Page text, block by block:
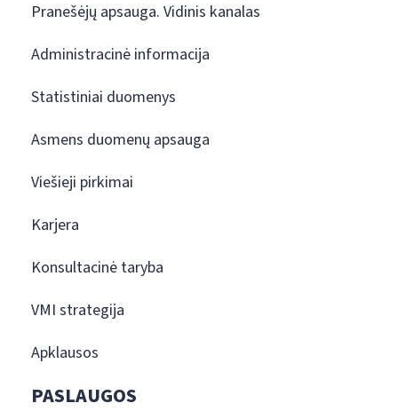
Pranešėjų apsauga. Vidinis kanalas
Administracinė informacija
Statistiniai duomenys
Asmens duomenų apsauga
Viešieji pirkimai
Karjera
Konsultacinė taryba
VMI strategija
Apklausos
PASLAUGOS